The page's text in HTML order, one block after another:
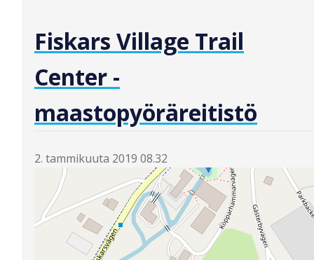
Fiskars Village Trail
Center -
maastopyöräreitistö
2. tammikuuta 2019 08.32